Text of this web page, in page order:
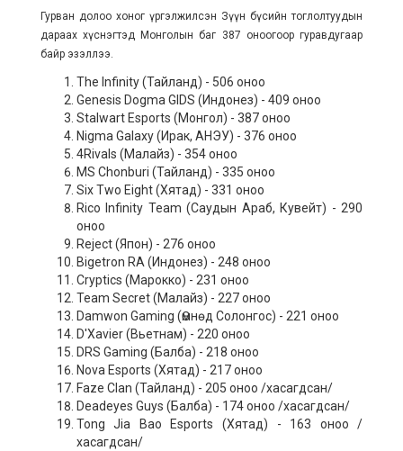
Гурван долоо хоног үргэлжилсэн Зүүн бүсийн тоглолтуудын
дараах хүснэгтэд Монголын баг 387 оноогоор гуравдугаар
байр эзэллээ.
The Infinity (Тайланд) - 506 оноо
Genesis Dogma GIDS (Индонез) - 409 оноо
Stalwart Esports (Монгол) - 387 оноо
Nigma Galaxy (Ирак, АНЭУ) - 376 оноо
4Rivals (Малайз) - 354 оноо
MS Chonburi (Тайланд) - 335 оноо
Six Two Eight (Хятад) - 331 оноо
Rico Infinity Team (Саудын Араб, Кувейт) - 290
оноо
Reject (Япон) - 276 оноо
Bigetron RA (Индонез) - 248 оноо
Cryptics (Марокко) - 231 оноо
Team Secret (Малайз) - 227 оноо
Damwon Gaming (Өмнөд Солонгос) - 221 оноо
D'Xavier (Вьетнам) - 220 оноо
DRS Gaming (Балба) - 218 оноо
Nova Esports (Хятад) - 217 оноо
Faze Clan (Тайланд) - 205 оноо /хасагдсан/
Deadeyes Guys (Балба) - 174 оноо /хасагдсан/
Tong Jia Bao Esports (Хятад) - 163 оноо /
хасагдсан/